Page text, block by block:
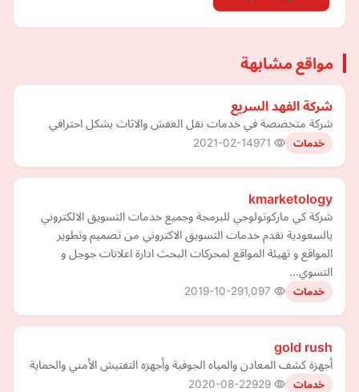
مواقع مشابهة
شركة الفهد السريع
شركة متخصصة في خدمات نقل العفش والاثاث بشكل احترافي
خدمات 2021-02-14
kmarketology
شركة كي ماركوتولوجي للبرمجة وجميع خدمات التسويق الالكتروني
بالسعودية نقدم خدمات التسويق الاكتروني من تصميم وتطوير
المواقع و تهيئة المواقع لمحركات البحث ادارة اعلانات جوجل و
التسوي…
خدمات 2019-10-29
gold rush
أجهزة كشف المعادن والمياه الجوفية وأجهزه التفتيش الأمني والحماية
خدمات 2020-08-22